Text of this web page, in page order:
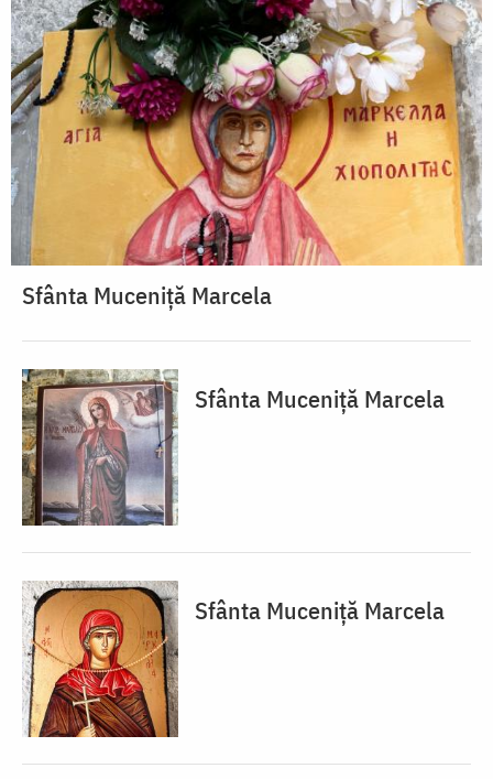
Sfânta Muceniță Marcela
Sfânta Muceniță Marcela
Sfânta Muceniță Marcela